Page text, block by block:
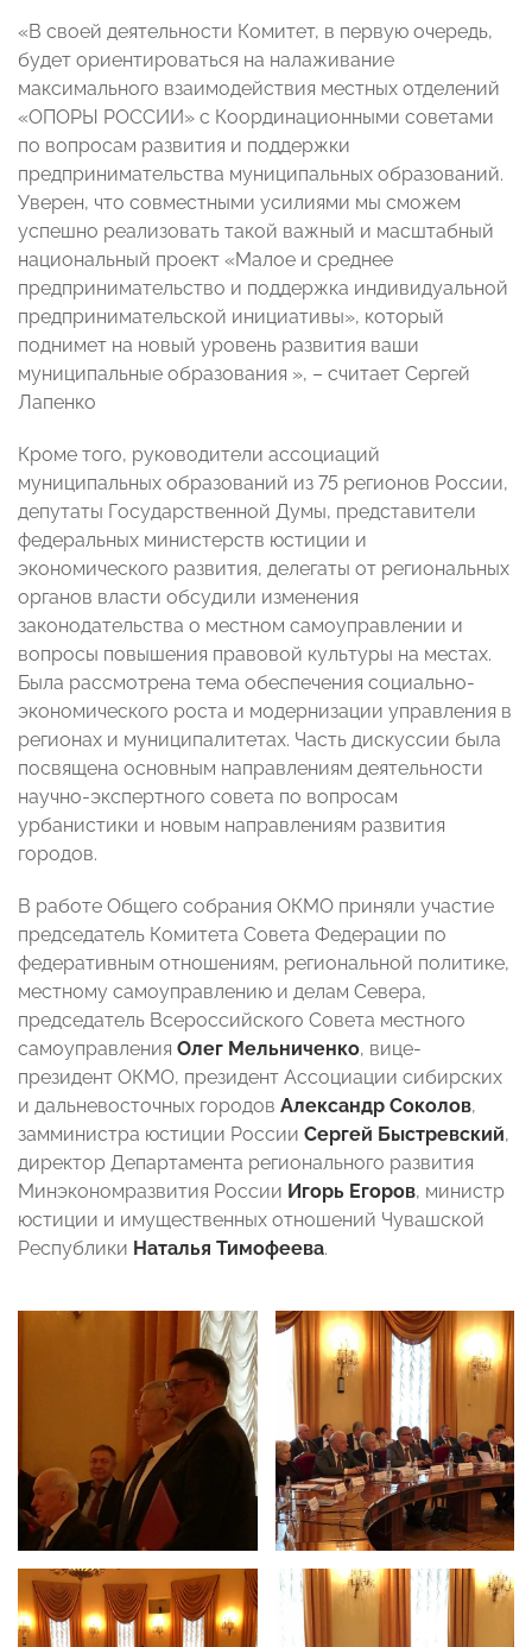
«В своей деятельности Комитет, в первую очередь,
будет ориентироваться на налаживание
максимального взаимодействия местных отделений
«ОПОРЫ РОССИИ» с Координационными советами
по вопросам развития и поддержки
предпринимательства муниципальных образований.
Уверен, что совместными усилиями мы сможем
успешно реализовать такой важный и масштабный
национальный проект «Малое и среднее
предпринимательство и поддержка индивидуальной
предпринимательской инициативы», который
поднимет на новый уровень развития ваши
муниципальные образования », – считает Сергей
Лапенко
Кроме того, руководители ассоциаций
муниципальных образований из 75 регионов России,
депутаты Государственной Думы, представители
федеральных министерств юстиции и
экономического развития, делегаты от региональных
органов власти обсудили изменения
законодательства о местном самоуправлении и
вопросы повышения правовой культуры на местах.
Была рассмотрена тема обеспечения социально-
экономического роста и модернизации управления в
регионах и муниципалитетах. Часть дискуссии была
посвящена основным направлениям деятельности
научно-экспертного совета по вопросам
урбанистики и новым направлениям развития
городов.
В работе Общего собрания ОКМО приняли участие
председатель Комитета Совета Федерации по
федеративным отношениям, региональной политике,
местному самоуправлению и делам Севера,
председатель Всероссийского Совета местного
самоуправления Олег Мельниченко, вице-
президент ОКМО, президент Ассоциации сибирских
и дальневосточных городов Александр Соколов,
замминистра юстиции России Сергей Быстревский,
директор Департамента регионального развития
Минэкономразвития России Игорь Егоров, министр
юстиции и имущественных отношений Чувашской
Республики Наталья Тимофеева.